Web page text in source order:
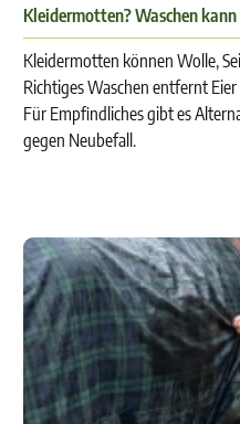
Kleidermotten? Waschen
Kleidermotten können Wolle,
Richtiges Waschen entfernt
Für Empfindliches gibt es
gegen Neubefall.